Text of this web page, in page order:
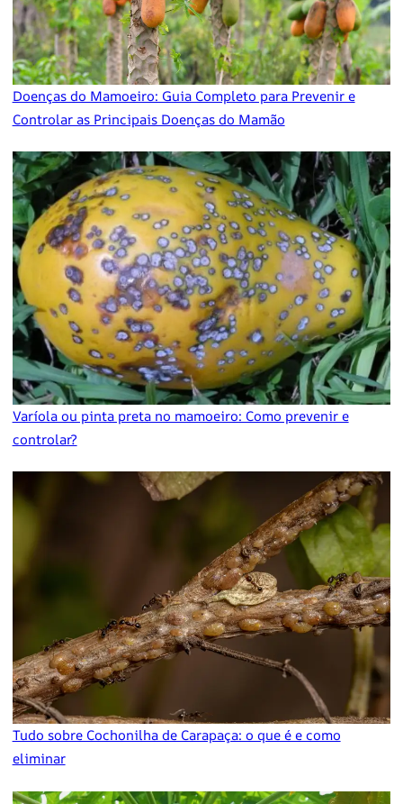
Doenças do Mamoeiro: Guia Completo para Prevenir e
Controlar as Principais Doenças do Mamão
Varíola ou pinta preta no mamoeiro: Como prevenir e
controlar?
Tudo sobre Cochonilha de Carapaça: o que é e como
eliminar